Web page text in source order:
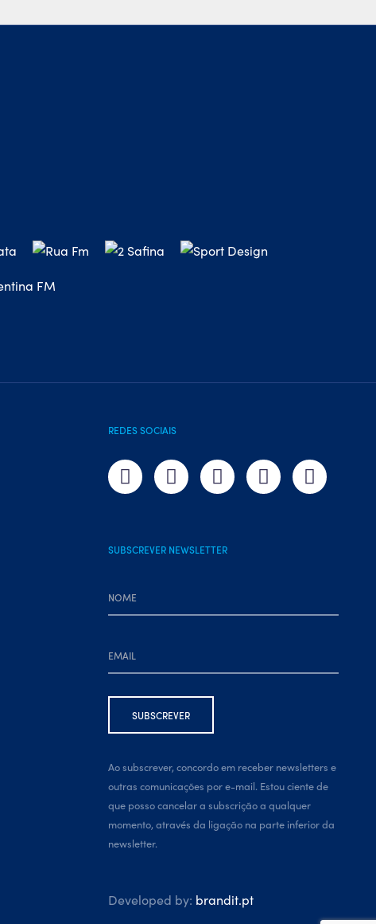
REDES SOCIAIS
SUBSCREVER NEWSLETTER
Ao subscrever, concordo em receber newsletters e
outras comunicações por e-mail. Estou ciente de
que posso cancelar a subscrição a qualquer
momento, através da ligação na parte inferior da
newsletter.
Developed by: brandit.pt